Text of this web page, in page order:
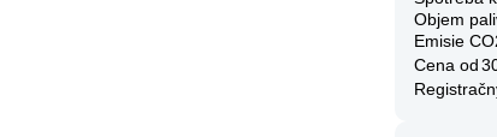
Objem
Emisie
Cena od